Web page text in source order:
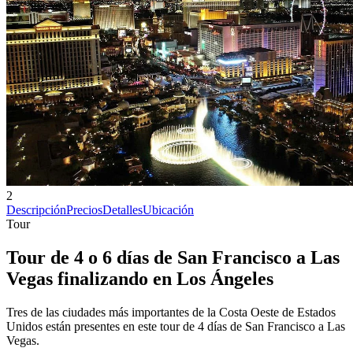
2
DescripciónPreciosDetallesUbicación
Tour
Tour de 4 o 6 días de San Francisco a Las
Vegas finalizando en Los Ángeles
Tres de las ciudades más importantes de la Costa Oeste de Estados
Unidos están presentes en este tour de 4 días de San Francisco a Las
Vegas.